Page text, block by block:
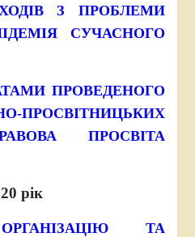
З ПРОБЛЕМИ
СУЧАСНОГО
ПРОВЕДЕНОГО
ПРОСВІТНИЦЬКИХ
ПРОСВІТА
рік
ТА